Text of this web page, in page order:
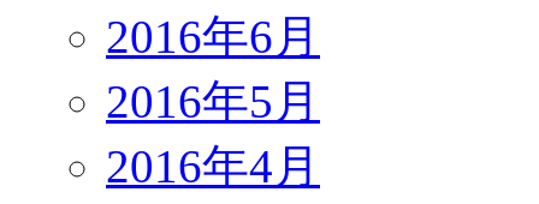
2016年6月
2016年5月
2016年4月